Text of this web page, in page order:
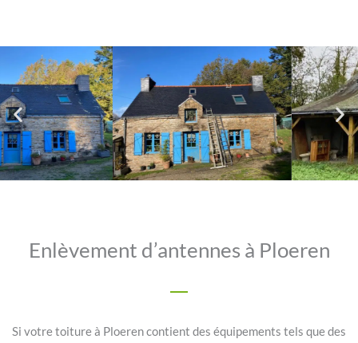
Enlèvement d’antennes à Ploeren
Si votre toiture à Ploeren contient des équipements tels que des